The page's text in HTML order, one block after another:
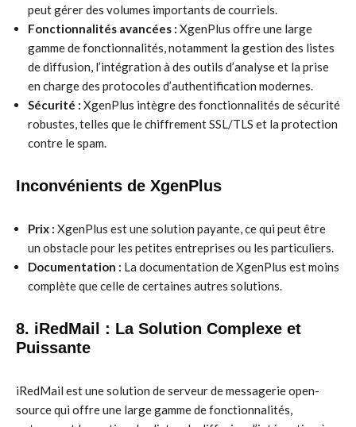
peut gérer des volumes importants de courriels.
Fonctionnalités avancées : XgenPlus offre une large
gamme de fonctionnalités, notamment la gestion des listes
de diffusion, l’intégration à des outils d’analyse et la prise
en charge des protocoles d’authentification modernes.
Sécurité : XgenPlus intègre des fonctionnalités de sécurité
robustes, telles que le chiffrement SSL/TLS et la protection
contre le spam.
Inconvénients de XgenPlus
Prix : XgenPlus est une solution payante, ce qui peut être
un obstacle pour les petites entreprises ou les particuliers.
Documentation : La documentation de XgenPlus est moins
complète que celle de certaines autres solutions.
8. iRedMail : La Solution Complexe et
Puissante
iRedMail est une solution de serveur de messagerie open-
source qui offre une large gamme de fonctionnalités,